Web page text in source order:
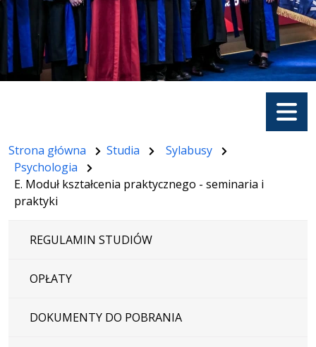
Menu
Strona główna Studia
Sylabusy
Psychologia
E. Moduł kształcenia praktycznego - seminaria i
praktyki
REGULAMIN STUDIÓW
OPŁATY
DOKUMENTY DO POBRANIA